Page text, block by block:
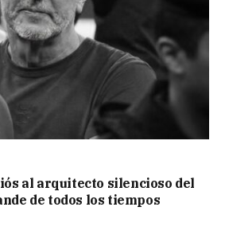
al arquitecto silencioso del
de todos los tiempos